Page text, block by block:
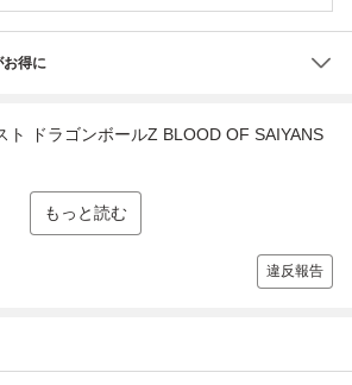
お得に
ト ドラゴンボールZ BLOOD OF SAIYANS
もっと読む
違反報告